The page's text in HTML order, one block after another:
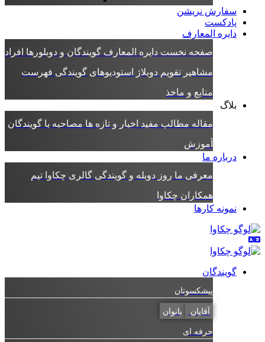
سفارش نریشن
پادکست
دایره المعارف
صفحه نخست دایره المعارفگویندگان و دوبلورهاافراد
مشاهیرتقویم دوبلاژاستودیوهای گویندگیفهرست
منابع و ماخذ
بلاگ
مقالهمطالب مفیداخبار و تازه ها مصاحبه با گویندگان
آموزش
درباره ما
معرفی ماروز دوبله و گویندگیگالری چکاواتیم
همکاران چکاوا
نمونه کارها
گویندگان
پیشکسوتان
بانوان
حرفه ای